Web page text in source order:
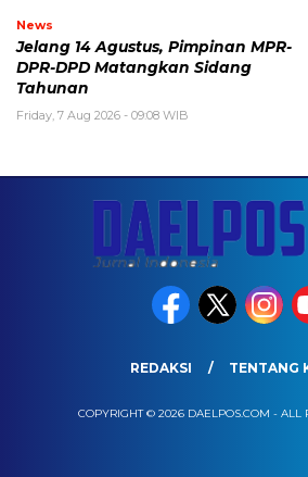
News
Jelang 14 Agustus, Pimpinan MPR-
DPR-DPD Matangkan Sidang
Tahunan
Friday, 7 Aug 2026 - 09:08 WIB
REDAKSI TENTANG
COPYRIGHT © 2026 DAELPOS.COM - ALL